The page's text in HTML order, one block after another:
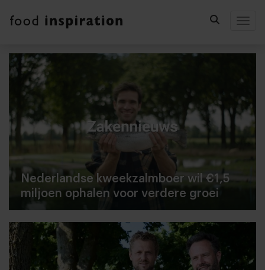
Nederlandse kweekzalmboer wil €1,5
miljoen ophalen voor verdere groei